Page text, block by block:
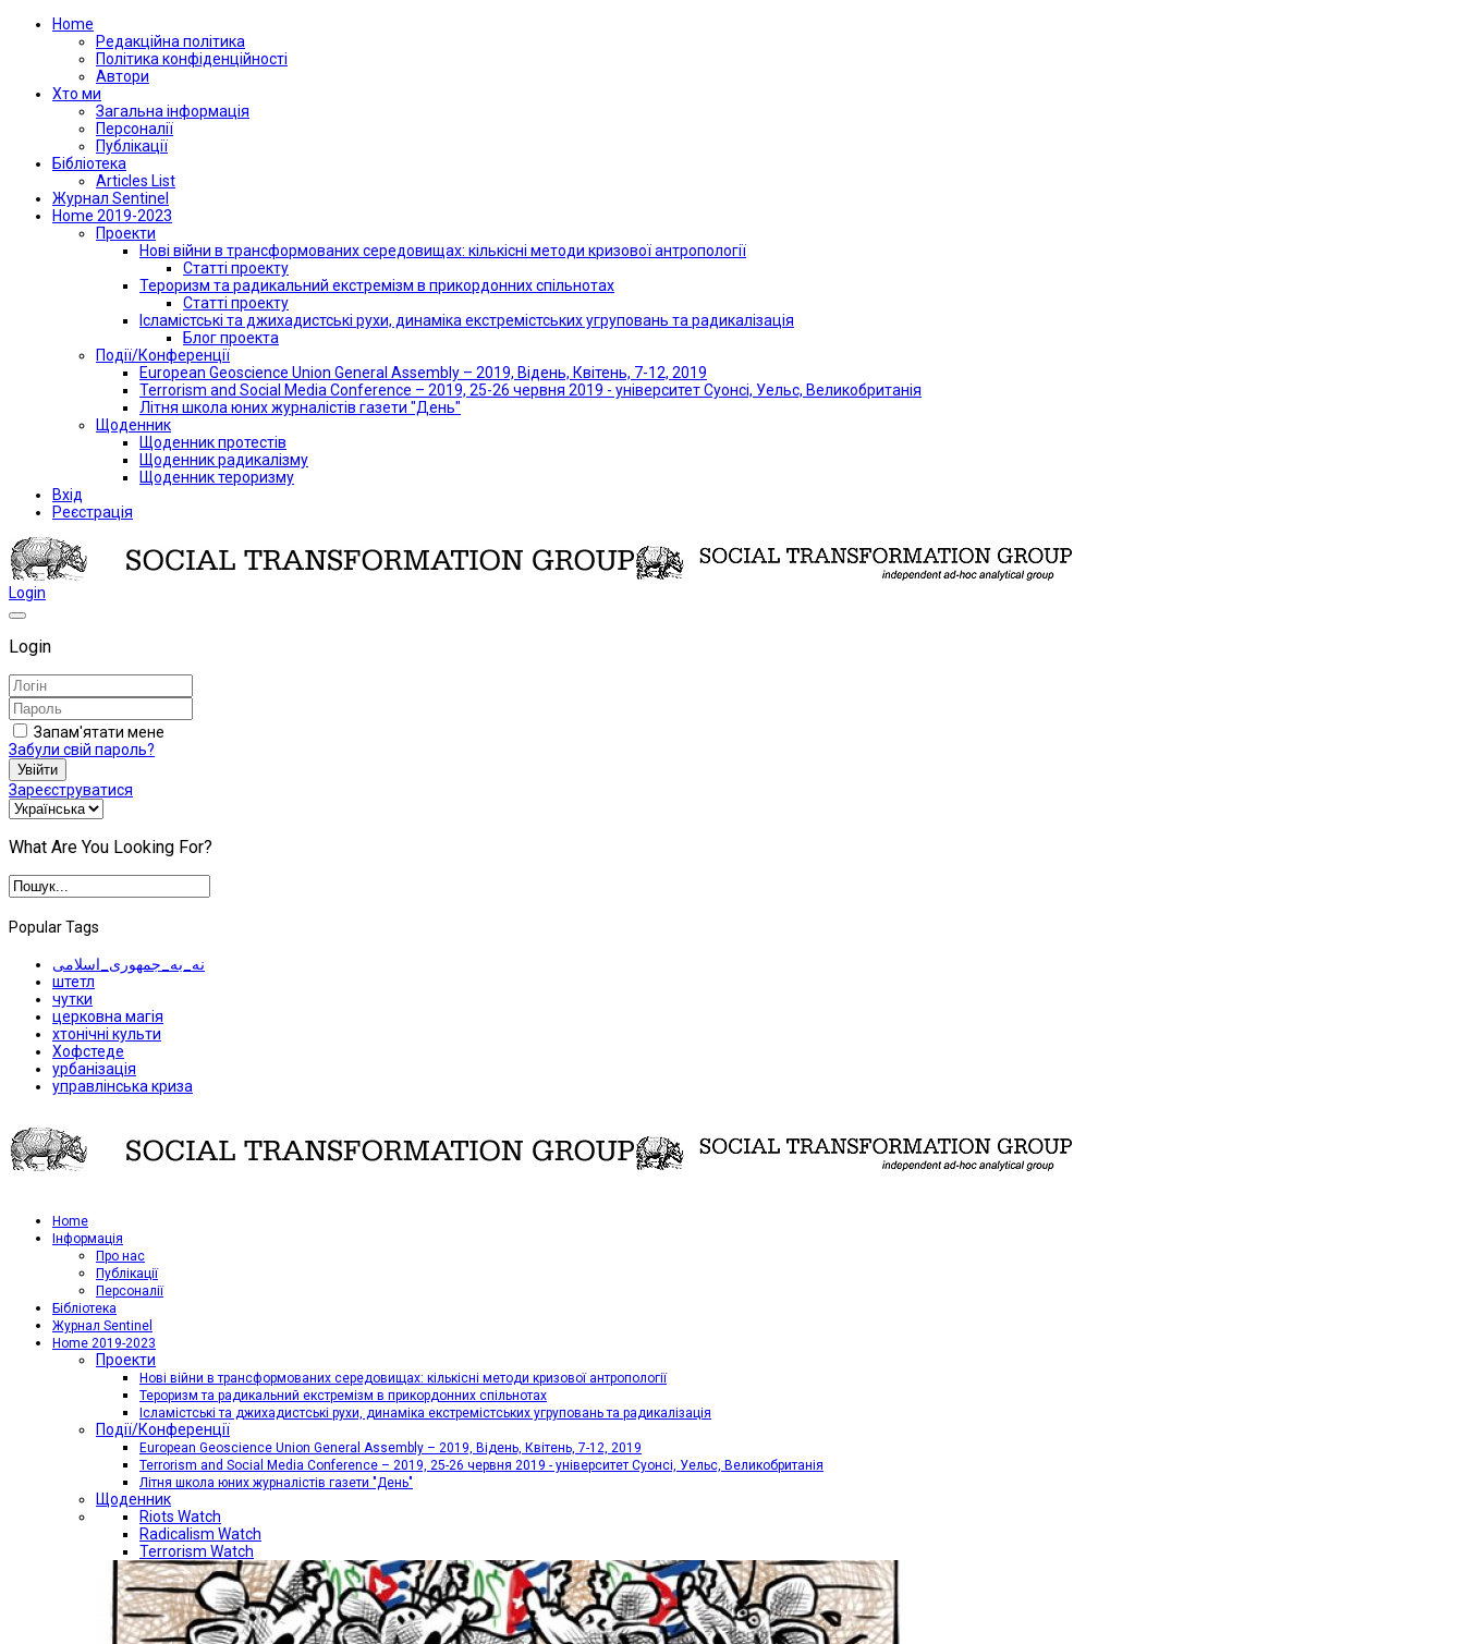
Home
Редакційна політика
Політика конфіденційності
Автори
Хто ми
Загальна інформація
Персоналії
Публікації
Бібліотека
Articles List
Журнал Sentinel
Home 2019-2023
Проекти
Нові війни в трансформованих середовищах: кількісні методи кризової антропології
Статті проекту
Тероризм та радикальний екстремізм в прикордонних спільнотах
Статті проекту
Ісламістські та джихадистські рухи, динаміка екстремістських угруповань та радикалізація
Блог проекта
Події/Конференції
European Geoscience Union General Assembly – 2019, Відень, Квітень, 7-12, 2019
Terrorism and Social Media Conference – 2019, 25-26 червня 2019 - університет Суонсі, Уельс, Великобританія
Літня школа юних журналістів газети "День"
Щоденник
Щоденник протестів
Щоденник радикалізму
Щоденник тероризму
Вхід
Реєстрація
Login
Login
Запам'ятати мене
Забули свій пароль?
Увійти
Зареєструватися
What Are You Looking For?
Popular Tags
نه_به_جمهوری_اسلامی
штетл
чутки
церковна магія
хтонічні культи
Хофстеде
урбанізація
управлінська криза
Home
Iнформація
Про нас
Публікації
Персоналії
Бібліотека
Журнал Sentinel
Home 2019-2023
Проекти
Нові війни в трансформованих середовищах: кількісні методи кризової антропології
Тероризм та радикальний екстремізм в прикордонних спільнотах
Ісламістські та джихадистські рухи, динаміка екстремістських угруповань та радикалізація
Події/Конференції
European Geoscience Union General Assembly – 2019, Відень, Квітень, 7-12, 2019
Terrorism and Social Media Conference – 2019, 25-26 червня 2019 - університет Суонсі, Уельс, Великобританія
Літня школа юних журналістів газети "День"
Щоденник
Riots Watch
Radicalism Watch
Terrorism Watch